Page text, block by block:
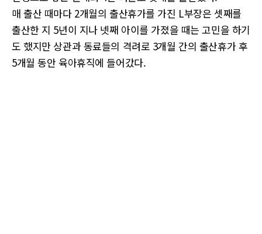
매 출산 때마다 2개월의 출산휴가를 가진 L부장은 셋째를
출산한 지 5년이 지나 넷째 아이를 가졌을 때는 고민을 하기
도 했지만 상관과 동료들의 격려로 3개월 간의 출산휴가 후
5개월 동안 육아휴직에 들어갔다.